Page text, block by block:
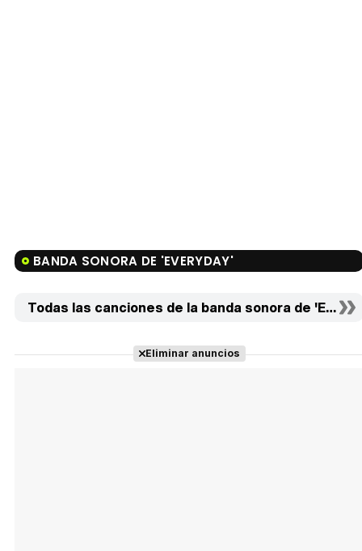
BANDA SONORA DE 'EVERYDAY'
Todas las canciones de la banda sonora de
Eliminar anuncios